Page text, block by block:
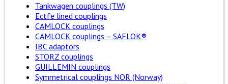
Tankwagen couplings (TW)
Ectfe lined couplings
CAMLOCK couplings
CAMLOCK couplings – SAFLOK®
IBC adaptors
STORZ couplings
GUILLEMIN couplings
Symmetrical couplings NOR (Norway)